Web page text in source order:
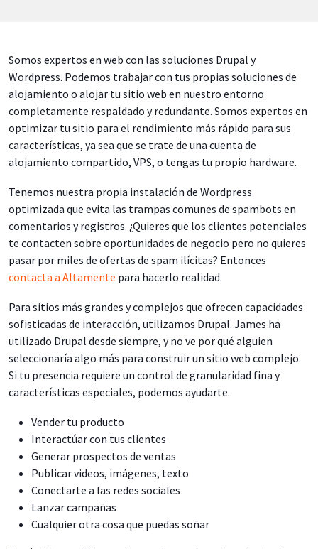
Somos expertos en web con las soluciones Drupal y
Wordpress. Podemos trabajar con tus propias soluciones de
alojamiento o alojar tu sitio web en nuestro entorno
completamente respaldado y redundante. Somos expertos en
optimizar tu sitio para el rendimiento más rápido para sus
características, ya sea que se trate de una cuenta de
alojamiento compartido, VPS, o tengas tu propio hardware.
Tenemos nuestra propia instalación de Wordpress
optimizada que evita las trampas comunes de spambots en
comentarios y registros. ¿Quieres que los clientes potenciales
te contacten sobre oportunidades de negocio pero no quieres
pasar por miles de ofertas de spam ilícitas? Entonces
contacta a Altamente para hacerlo realidad.
Para sitios más grandes y complejos que ofrecen capacidades
sofisticadas de interacción, utilizamos Drupal. James ha
utilizado Drupal desde siempre, y no ve por qué alguien
seleccionaría algo más para construir un sitio web complejo.
Si tu presencia requiere un control de granularidad fina y
características especiales, podemos ayudarte.
Vender tu producto
Interactúar con tus clientes
Generar prospectos de ventas
Publicar videos, imágenes, texto
Conectarte a las redes sociales
Lanzar campañas
Cualquier otra cosa que puedas soñar